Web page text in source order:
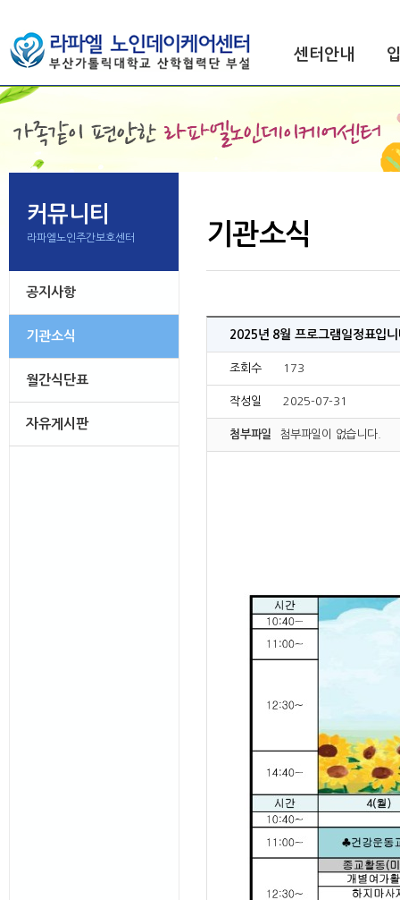
센터안내
커뮤니티
라파엘노인주간보호센터
공지사항
기관소식
월간식단표
자유게시판
기관소식
2025년 8월 프로그램일정표입
조회수 173
작성일 2025-07-31
첨부파일 첨부파일이 없습니다.